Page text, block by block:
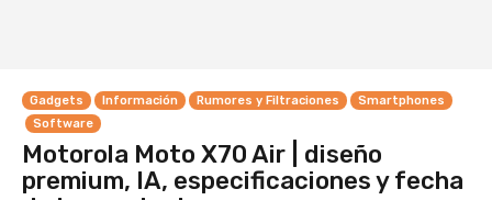
Gadgets Información Rumores y Filtraciones
Smartphones
Software
Motorola Moto X70 Air | diseño
premium, IA, especificaciones y fecha